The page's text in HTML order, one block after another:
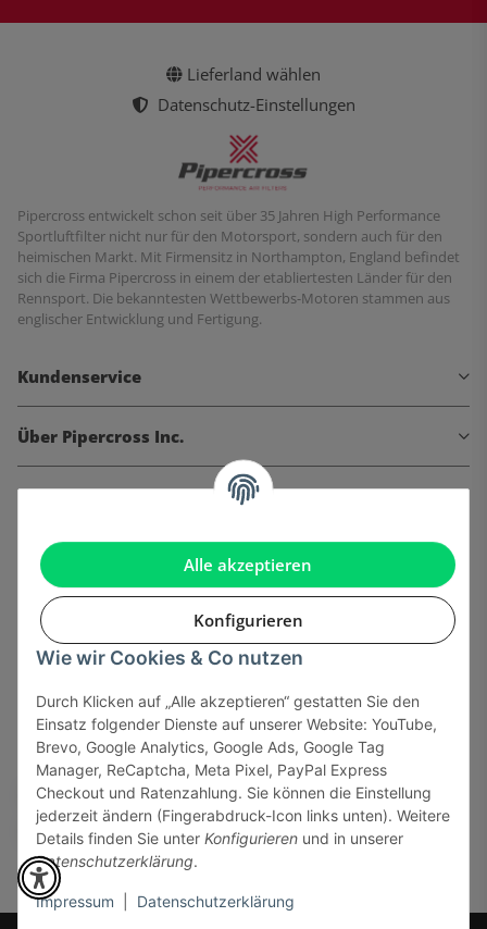
Alle akzeptieren
Konfigurieren
Wie wir Cookies & Co nutzen
Durch Klicken auf „Alle akzeptieren“ gestatten Sie den
Einsatz folgender Dienste auf unserer Website: YouTube,
Brevo, Google Analytics, Google Ads, Google Tag
Manager, ReCaptcha, Meta Pixel, PayPal Express
Checkout und Ratenzahlung. Sie können die Einstellung
jederzeit ändern (Fingerabdruck-Icon links unten). Weitere
Details finden Sie unter Konfigurieren und in unserer
Datenschutzerklärung.
Impressum Datenschutzerklärung
Lieferland wählen
Datenschutz-Einstellungen
Pipercross entwickelt schon seit über 35 Jahren High Performance
Sportluftfilter nicht nur für den Motorsport, sondern auch für den
heimischen Markt. Mit Firmensitz in Northampton, England befindet
sich die Firma Pipercross in einem der etabliertesten Länder für den
Rennsport. Die bekanntesten Wettbewerbs-Motoren stammen aus
englischer Entwicklung und Fertigung.
Kundenservice
Über Pipercross Inc.
Informationen
Gesetzliche Informationen
Sicher bezahlen via: